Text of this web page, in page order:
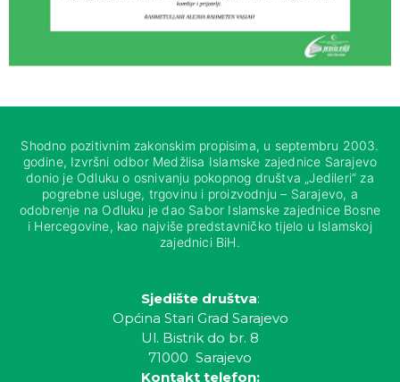
Shodno pozitivnim zakonskim propisima, u septembru 2003.
godine, Izvršni odbor Medžlisa Islamske zajednice Sarajevo
donio je Odluku o osnivanju pokopnog društva „Jedileri“ za
pogrebne usluge, trgovinu i proizvodnju – Sarajevo, a
odobrenje na Odluku je dao Sabor Islamske zajednice Bosne
i Hercegovine, kao najviše predstavničko tijelo u Islamskoj
zajednici BiH.
Sjedište društva:
Općina Stari Grad Sarajevo
Ul. Bistrik do br. 8
71000 Sarajevo
Kontakt telefon: